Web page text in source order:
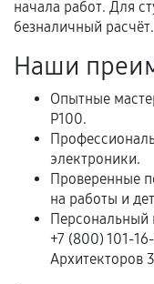
перегрев,
третьих лиц.
Обращение
срока.
Программные
отдельных
начала работ. Для
безналичный расчёт.
Наши
Опытные
P100.
электроники.
Проверенные
на работы и
Персональный
+7 (800) 101-
Архитекторов